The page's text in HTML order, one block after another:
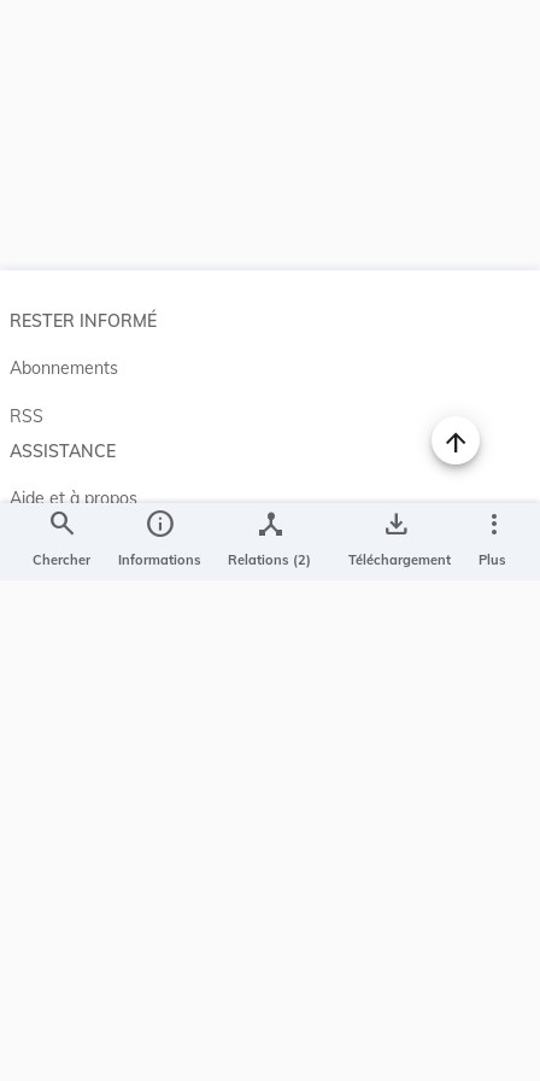
search
Chercher
info
Informations
device_hub
Relations (2)
save_alt
Téléchargement
more_vert
Plus
RESTER INFORMÉ
Abonnements
RSS
ASSISTANCE
Aide et à propos